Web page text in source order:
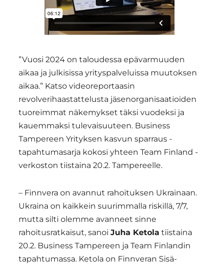
”Vuosi 2024 on taloudessa epävarmuuden
aikaa ja julkisissa yrityspalveluissa muutoksen
aikaa.” Katso videoreportaasin
revolverihaastattelusta jäsenorganisaatioiden
tuoreimmat näkemykset täksi vuodeksi ja
kauemmaksi tulevaisuuteen. Business
Tampereen Yrityksen kasvun sparraus -
tapahtumasarja kokosi yhteen Team Finland -
verkoston tiistaina 20.2. Tampereelle.
– Finnvera on avannut rahoituksen Ukrainaan.
Ukraina on kaikkein suurimmalla riskillä, 7/7,
mutta silti olemme avanneet sinne
rahoitusratkaisut, sanoi Juha Ketola tiistaina
20.2. Business Tampereen ja Team Finlandin
tapahtumassa. Ketola on Finnveran Sisä-